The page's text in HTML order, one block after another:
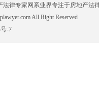
法律专家网系业界专注于房地产法
All Right Reserved
-7